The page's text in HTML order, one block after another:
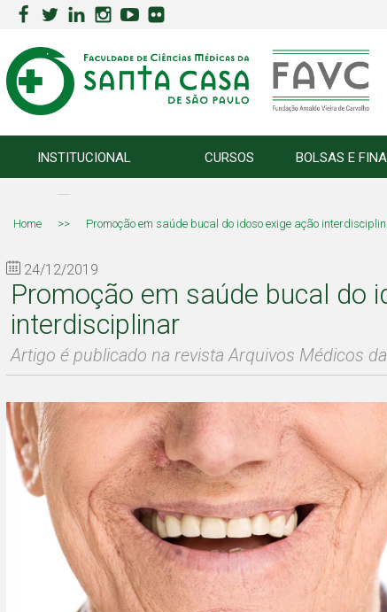
INSTITUCIONAL CURSOS BOLSAS E
Home >> Promoção em saúde bucal do idoso exige ação
24/12/2019
Promoção em saúde bucal do
interdisciplinar
Artigo é publicado na revista Arquivos Médicos